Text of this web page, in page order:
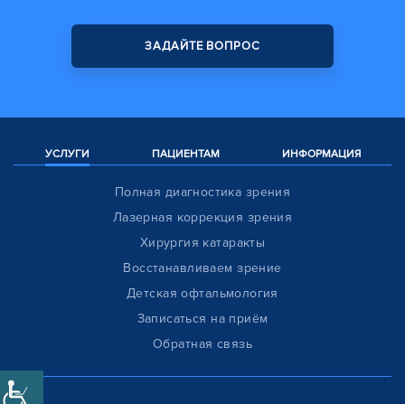
ЗАДАЙТЕ ВОПРОС
УСЛУГИ ПАЦИЕНТАМ ИНФОРМАЦИЯ
Полная диагностика зрения
Лазерная коррекция зрения
Хирургия катаракты
Восстанавливаем зрение
Детская офтальмология
Записаться на приём
Обратная связь